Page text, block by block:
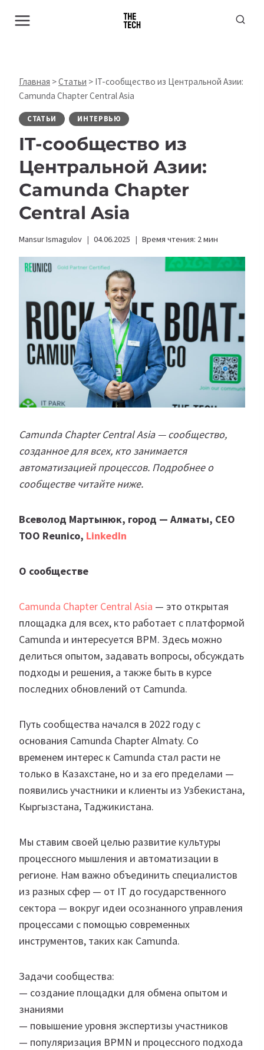
Главная >Статьи > IT-сообщество из Центральной Азии:
Camunda Chapter Central Asia
СТАТЬИ ИНТЕРВЬЮ
IT-сообщество из
Центральной Азии:
Camunda Chapter
Central Asia
Mansur Ismagulov 04.06.2025 Время чтения: 2мин
Camunda Chapter Central Asia — сообщество,
созданное для всех, кто занимается
автоматизацией процессов. Подробнее о
сообществе читайте ниже.
Всеволод Мартынюк, город — Алматы, СЕО
ТОО Reunico, LinkedIn
О сообществе
Camunda Chapter Central Asia — это открытая
площадка для всех, кто работает с платформой
Camunda и интересуется BPM. Здесь можно
делиться опытом, задавать вопросы, обсуждать
подходы и решения, а также быть в курсе
последних обновлений от Camunda.
Путь сообщества начался в 2022 году с
основания Camunda Chapter Almaty. Со
временем интерес к Camunda стал расти не
только в Казахстане, но и за его пределами —
появились участники и клиенты из Узбекистана,
Кыргызстана, Таджикистана.
Мы ставим своей целью развитие культуры
процессного мышления и автоматизации в
регионе. Нам важно объединить специалистов
из разных сфер — от IT до государственного
сектора — вокруг идеи осознанного управления
процессами с помощью современных
инструментов, таких как Camunda.
Задачи сообщества:
— создание площадки для обмена опытом и
знаниями
— повышение уровня экспертизы участников
— популяризация BPMN и процессного подхода